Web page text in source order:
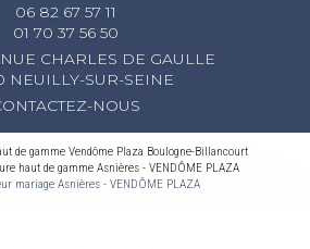
06 82 67 57 11
01 70 37 56 50
CHARLES DE GAULLE
NEUILLY-SUR-SEINE
NOUS
de gamme Vendôme Plaza Boulogne-Billancourt
haut de gamme Asnières - VENDÔME PLAZA
mariage Asnières - VENDÔME PLAZA